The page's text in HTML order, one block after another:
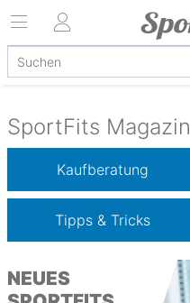
SportFits Magazin
Kaufberatung
Tipps & Tricks
NEUES